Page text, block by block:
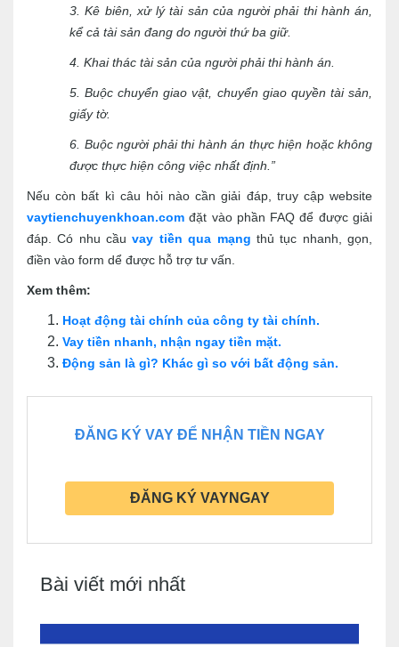
3. Kê biên, xử lý tài sản của người phải thi hành án,
kể cả tài sản đang do người thứ ba giữ.
4. Khai thác tài sản của người phải thi hành án.
5. Buộc chuyển giao vật, chuyển giao quyền tài sản,
giấy tờ.
6. Buộc người phải thi hành án thực hiện hoặc không
được thực hiện công việc nhất định.”
Nếu còn bất kì câu hỏi nào cần giải đáp, truy cập website
vaytienchuyenkhoan.com đặt vào phần FAQ để được giải
đáp. Có nhu cầuvay tiền qua mạng thủ tục nhanh, gọn,
điền vào form dể được hỗ trợ tư vấn.
Xem thêm:
Hoạt động tài chính của công ty tài chính.
Vay tiền nhanh, nhận ngay tiền mặt.
Động sản là gì? Khác gì so với bất động sản.
ĐĂNG KÝ VAY ĐỂ NHẬN TIỀN NGAY
ĐĂNG KÝ VAYNGAY
Bài viết mới nhất